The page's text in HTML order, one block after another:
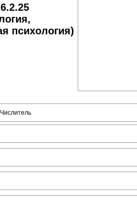
психология)
Числитель